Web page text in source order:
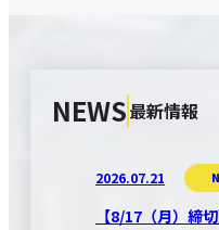
NEWS最新情報
2026.07.21
【8/17（月）締